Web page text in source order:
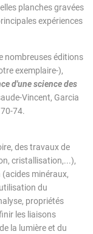
planches gravées
expériences
nombreuses éditions
exemplaire-),
d'une science des
Vincent, Garcia
74.
des travaux de
cristallisation,...),
minéraux,
du
propriétés
les liaisons
la lumière et du